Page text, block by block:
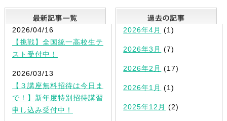
最新記事一覧
2026/04/16
【挑戦】全国統一高校生テ
スト受付中！
2026/03/13
【３講座無料招待は今日ま
で！】新年度特別招待講習
申し込み受付中！
2026年4月 (1)
2026年3月 (7)
2026年2月 (17)
2026年1月 (1)
2025年12月 (2)